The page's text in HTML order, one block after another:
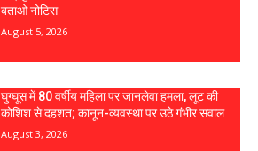
बताओ नोटिस
August 5, 2026
घुग्घूस में 80 वर्षीय महिला पर जानलेवा हमला, लूट की
कोशिश से दहशत; कानून-व्यवस्था पर उठे गंभीर सवाल
August 3, 2026